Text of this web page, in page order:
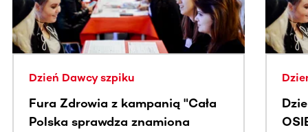
Dzień Dawcy szpiku
Fura Zdrowia z kampanią "Cała
Polska sprawdza znamiona